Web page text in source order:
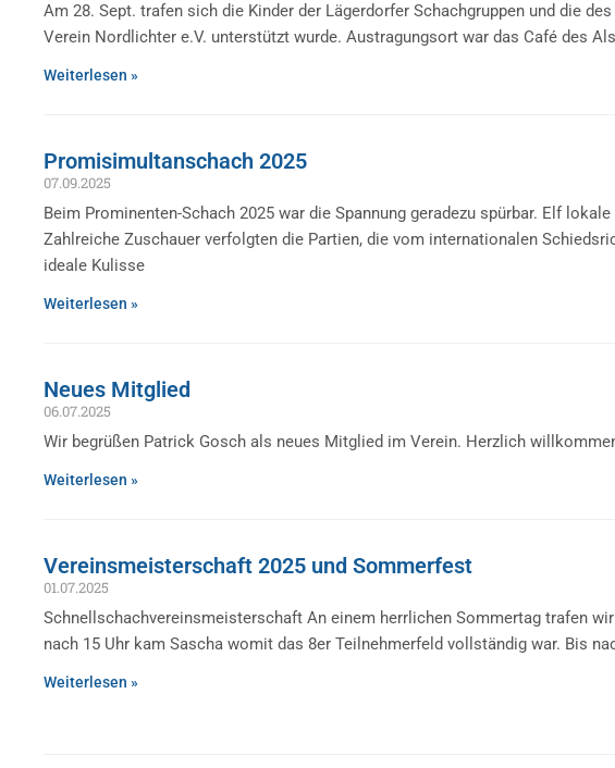
Am 28. Sept. trafen sich die Kinder der Lägerdorfer Schachgruppen und die
Verein Nordlichter e.V. unterstützt wurde. Austragungsort war das Café des
Weiterlesen »
Promisimultanschach 2025
07.09.2025
Beim Prominenten-Schach 2025 war die Spannung geradezu spürbar. Elf
Zahlreiche Zuschauer verfolgten die Partien, die vom internationalen
ideale Kulisse
Weiterlesen »
Neues Mitglied
06.07.2025
Wir begrüßen Patrick Gosch als neues Mitglied im Verein. Herzlich
Weiterlesen »
Vereinsmeisterschaft 2025 und Sommerfest
01.07.2025
Schnellschachvereinsmeisterschaft An einem herrlichen Sommertag trafen
nach 15 Uhr kam Sascha womit das 8er Teilnehmerfeld vollständig war. Bis
Weiterlesen »